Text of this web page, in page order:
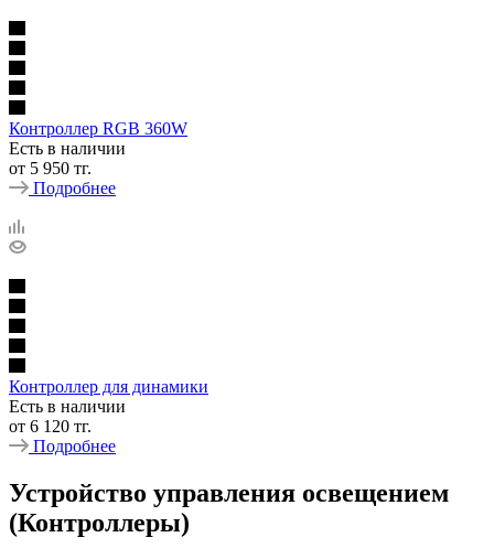
Контроллер RGB 360W
Есть в наличии
от 5 950 тг.
Подробнее
Контроллер для динамики
Есть в наличии
от 6 120 тг.
Подробнее
Устройство управления освещением
(Контроллеры)